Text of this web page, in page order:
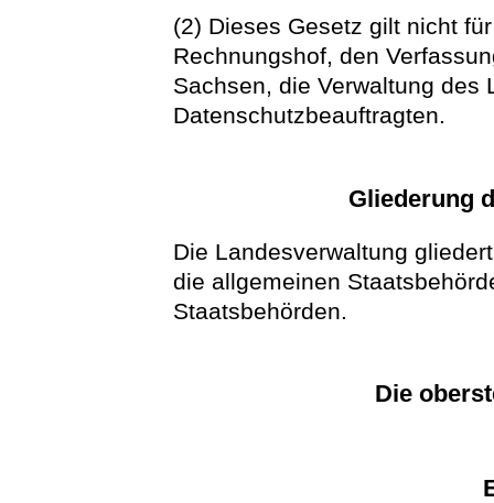
(2) Dieses Gesetz gilt nicht
Rechnungshof, den
Sachsen, die Verwaltung des
Datenschutzbeauftragten.
Gliederung
Die Landesverwaltung
die allgemeinen
Staatsbehörden.
Die